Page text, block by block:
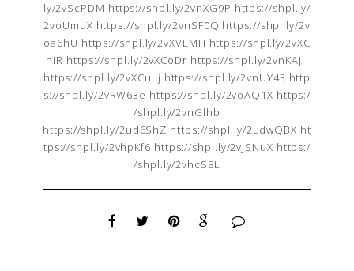
ly/2vScPDM https://shpl.ly/2vnXG9P https://shpl.ly/
2voUmuX https://shpl.ly/2vnSF0Q https://shpl.ly/2v
oa6hU https://shpl.ly/2vXVLMH https://shpl.ly/2vXC
niR https://shpl.ly/2vXCoDr https://shpl.ly/2vnKAJI
https://shpl.ly/2vXCuLj https://shpl.ly/2vnUY43 http
s://shpl.ly/2vRW63e https://shpl.ly/2voAQ1X https:/
/shpl.ly/2vnGlhb
https://shpl.ly/2ud6ShZ https://shpl.ly/2udwQBX ht
tps://shpl.ly/2vhpKf6 https://shpl.ly/2vJSNuX https:/
/shpl.ly/2vhcS8L